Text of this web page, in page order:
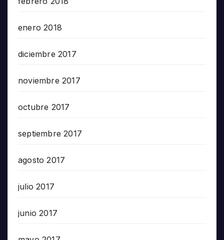
enero 2018
diciembre 2017
noviembre 2017
octubre 2017
septiembre 2017
agosto 2017
julio 2017
junio 2017